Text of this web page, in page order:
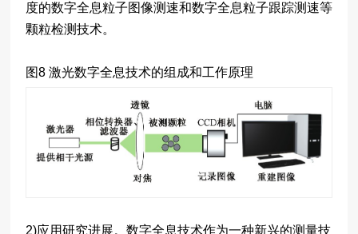
度的数字全息粒子图像测速和数字全息粒子跟踪测速等
颗粒检测技术。
图8 激光数字全息技术的组成和工作原理
2)应用研究进展。数字全息技术作为一种新兴的测量技